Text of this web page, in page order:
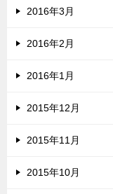
2016年3月
2016年2月
2016年1月
2015年12月
2015年11月
2015年10月